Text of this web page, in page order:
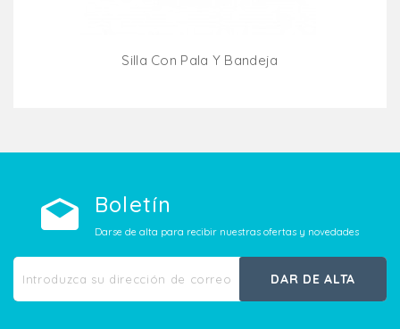
Silla Con Pala Y Bandeja
Boletín
Darse de alta para recibir nuestras ofertas y novedades
DAR DE ALTA